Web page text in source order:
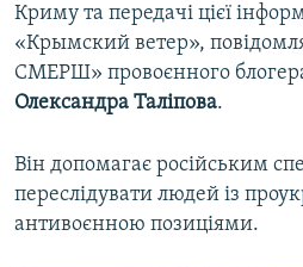
Криму та передачі цієї
«Крымский ветер»,
СМЕРШ» провоєнного блогера
Олександра Таліпова.
Він допомагає російським
переслідувати людей із
антивоєнною позиціями.